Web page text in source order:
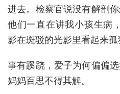
进去。检察官说没有解剖
他们一直在讲我小孩生病
影在斑驳的光影里看起来孤
事有蹊跷，爱子为何偏偏
妈妈百思不得其解。